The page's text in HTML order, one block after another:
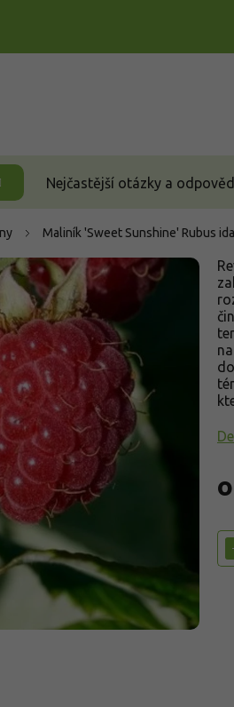
Nejčastější otázky a
Maliník 'Sweet Sunshine' Rubus